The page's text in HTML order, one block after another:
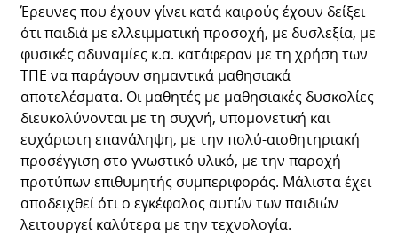
Έρευνες που έχουν γίνει κατά καιρούς έχουν δείξει
ότι παιδιά με ελλειμματική προσοχή, με δυσλεξία, με
φυσικές αδυναμίες κ.α. κατάφεραν με τη χρήση των
ΤΠΕ να παράγουν σημαντικά μαθησιακά
αποτελέσματα. Οι μαθητές με μαθησιακές δυσκολίες
διευκολύνονται με τη συχνή, υπομονετική και
ευχάριστη επανάληψη, με την πολύ-αισθητηριακή
προσέγγιση στο γνωστικό υλικό, με την παροχή
προτύπων επιθυμητής συμπεριφοράς. Μάλιστα έχει
αποδειχθεί ότι ο εγκέφαλος αυτών των παιδιών
λειτουργεί καλύτερα με την τεχνολογία.